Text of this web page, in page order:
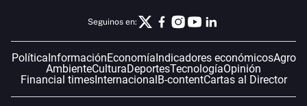
Seguinos en:
Política InformaciónEconomía Indicadores económicosAgro
AmbienteCulturaDeportesTecnologíaOpinión
Financial timesInternacional B-contentCartas al Director